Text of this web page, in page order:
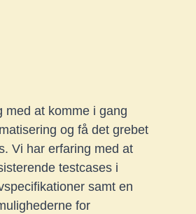
at komme i gang
og få det grebet
Vi har erfaring med at
testcases i
samt en
for